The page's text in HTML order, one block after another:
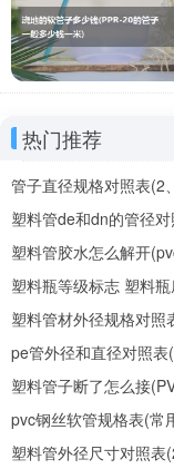
热门推荐
管子直径规格对照表(2
塑料管de和dn的管径
De、DN是什么意思？)
塑料管胶水怎么解开
塑料瓶等级标志 塑料
塑料管材外径规格对照
pe管外径和直径对照
塑料管子断了怎么接
pvc钢丝软管规格表(常
塑料管外径尺寸对照